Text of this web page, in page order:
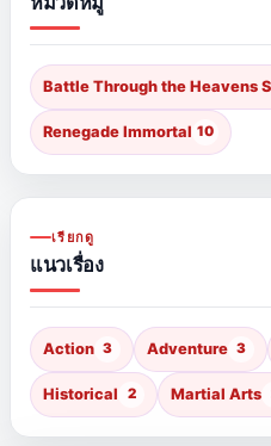
Battle Through the Heavens
Renegade Immortal 10
เรียกดู
แนวเรื่อง
Action 3 Adventure 3
Historical 2 Martial Arts